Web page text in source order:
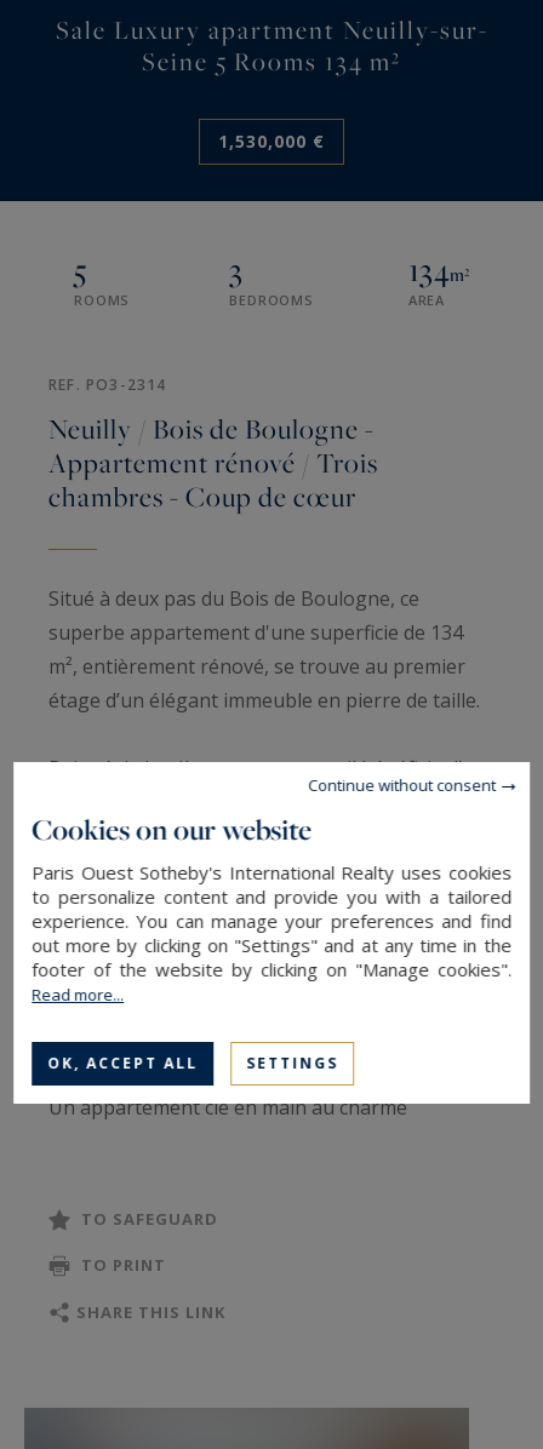
Sale Luxury apartment Neuilly-sur-
Seine 5 Rooms 134 m²
1,530,000 €
5
ROOMS
3
BEDROOMS
134m²
AREA
REF. PO3-2314
Neuilly / Bois de Boulogne -
Appartement rénové / Trois
chambres - Coup de cœur
Situé à deux pas du Bois de Boulogne, ce
superbe appartement d'une superficie de 134
m², entièrement rénové, se trouve au premier
étage d’un élégant immeuble en pierre de taille.
Baigné de lumière et traversant, il bénéficie d’un
entrée, une double réception avec cheminées,
une cuisine dînatoire semi-ouverte, des toilettes
invités, deux chambres pour enfants, une salle
de douche, ainsi qu’une suite parentale avec
dressing et salle de bains.
Une cave complète ce bien.
Un appartement clé en main au charme
TO SAFEGUARD
TO PRINT
SHARE THIS LINK
Cookies on our website
Paris Ouest Sotheby's International Realty uses cookies
to personalize content and provide you with a tailored
experience. You can manage your preferences and find
out more by clicking on "Settings" and at any time in the
footer of the website by clicking on "Manage cookies".
Read more...
OK, ACCEPT ALL SETTINGS
Continue without consent